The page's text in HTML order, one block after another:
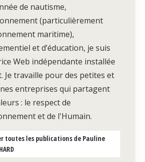
de nautisme,
(particulièrement
maritime),
et d’éducation, je suis
Web indépendante installée
Je travaille pour des petites et
entreprises qui partagent
: le respect de
et de l'Humain.
toutes les publications de Pauline